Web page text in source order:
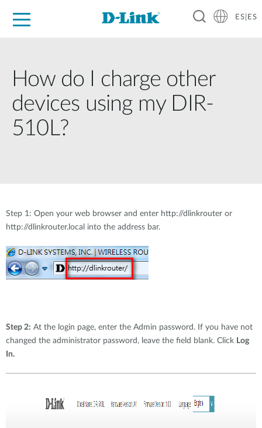
ES|ES
How do I charge other
devices using my DIR-
510L?
Step 1: Open your web browser and enter http://dlinkrouter or
http://dlinkrouter.local into the address bar.
Step 2: At the login page, enter the Admin password. If you have not
changed the administrator password, leave the field blank. Click Log
In.